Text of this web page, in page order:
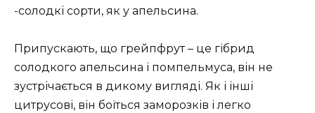
-солодкі сорти, як у апельсина.
Припускають, що грейпфрут – це гібрид
солодкого апельсина і помпельмуса, він не
зустрічається в дикому вигляді. Як і інші
цитрусові, він боїться заморозків і легко